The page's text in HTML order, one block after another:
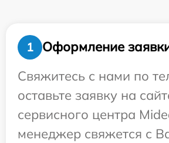
1
Оформление
Свяжитесь с нами по
оставьте заявку на
сервисного центра
менеджер свяжется с